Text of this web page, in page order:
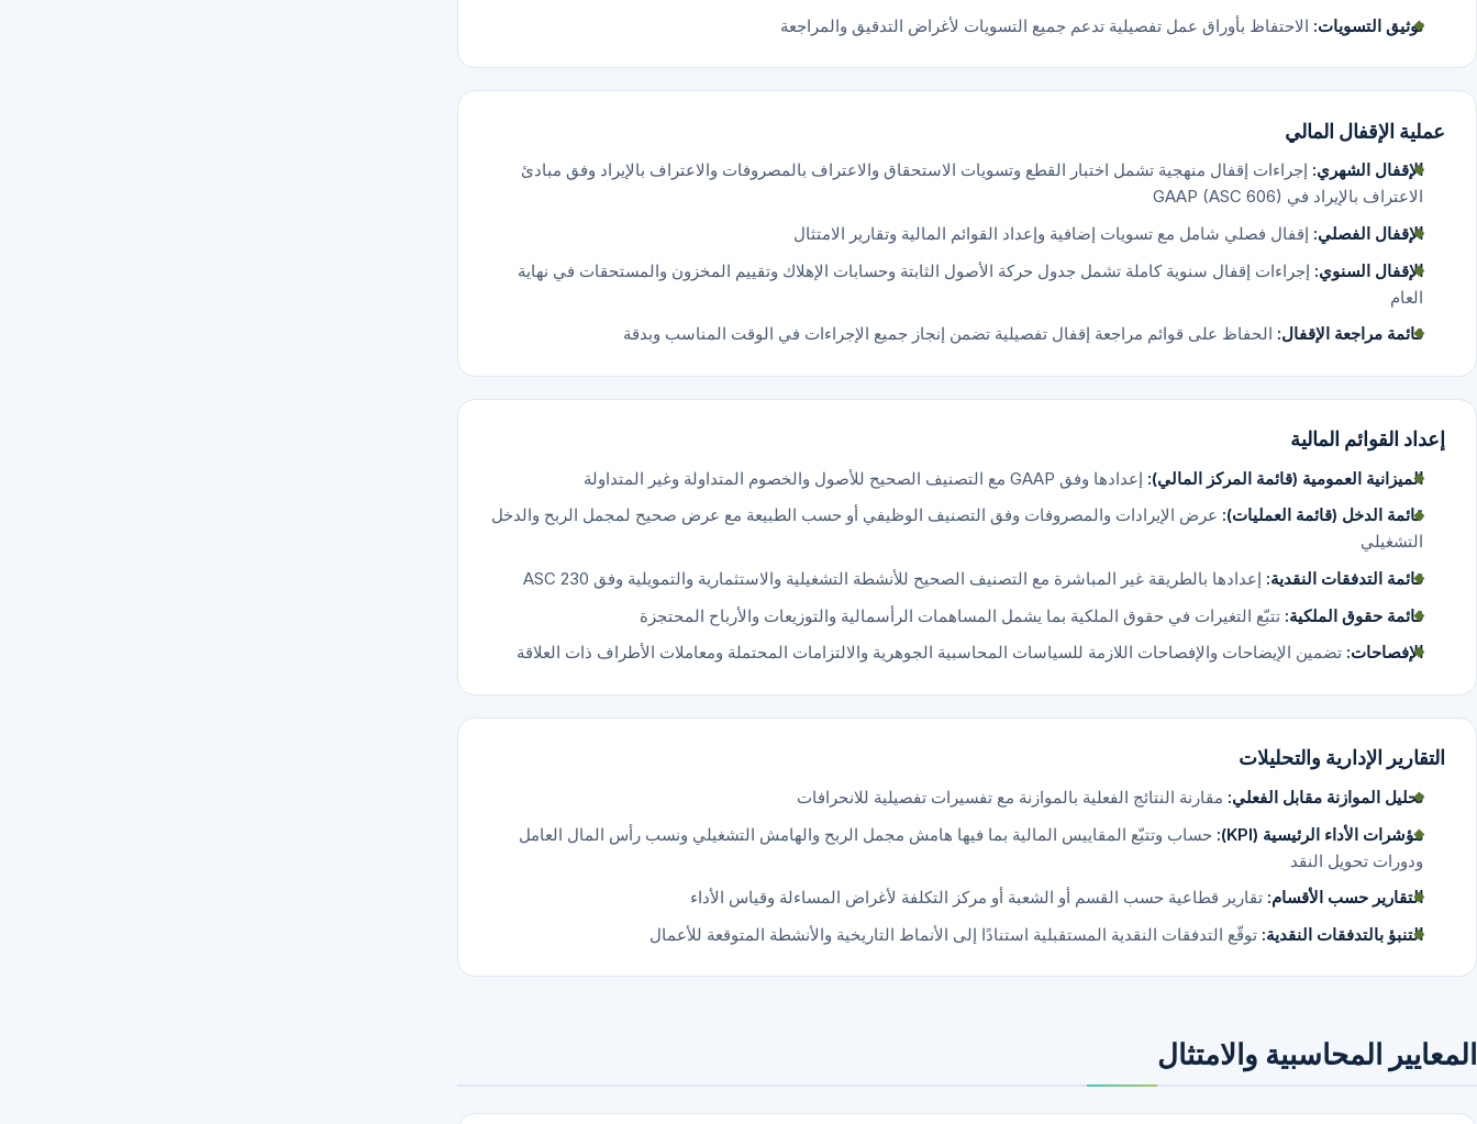
توثيق التسويات: الاحتفاظ بأوراق عمل تفصيلية تدعم جميع التسويات لأغراض التدقيق والمراجعة
عملية الإقفال المالي
الإقفال الشهري: إجراءات إقفال منهجية تشمل اختبار القطع وتسويات الاستحقاق والاعتراف بالمصروفات والاعتراف بالإيراد وفق مبادئ
الاعتراف بالإيراد في GAAP (ASC 606)
الإقفال الفصلي: إقفال فصلي شامل مع تسويات إضافية وإعداد القوائم المالية وتقارير الامتثال
الإقفال السنوي: إجراءات إقفال سنوية كاملة تشمل جدول حركة الأصول الثابتة وحسابات الإهلاك وتقييم المخزون والمستحقات في نهاية
العام
قائمة مراجعة الإقفال: الحفاظ على قوائم مراجعة إقفال تفصيلية تضمن إنجاز جميع الإجراءات في الوقت المناسب وبدقة
إعداد القوائم المالية
الميزانية العمومية (قائمة المركز المالي): إعدادها وفق GAAP مع التصنيف الصحيح للأصول والخصوم المتداولة وغير المتداولة
قائمة الدخل (قائمة العمليات): عرض الإيرادات والمصروفات وفق التصنيف الوظيفي أو حسب الطبيعة مع عرض صحيح لمجمل الربح والدخل
التشغيلي
قائمة التدفقات النقدية: إعدادها بالطريقة غير المباشرة مع التصنيف الصحيح للأنشطة التشغيلية والاستثمارية والتمويلية وفق ASC 230
قائمة حقوق الملكية: تتبّع التغيرات في حقوق الملكية بما يشمل المساهمات الرأسمالية والتوزيعات والأرباح المحتجزة
الإفصاحات: تضمين الإيضاحات والإفصاحات اللازمة للسياسات المحاسبية الجوهرية والالتزامات المحتملة ومعاملات الأطراف ذات العلاقة
التقارير الإدارية والتحليلات
تحليل الموازنة مقابل الفعلي: مقارنة النتائج الفعلية بالموازنة مع تفسيرات تفصيلية للانحرافات
مؤشرات الأداء الرئيسية (KPI):
حساب وتتبّع المقاييس المالية بما فيها هامش مجمل الربح والهامش التشغيلي ونسب رأس المال العامل
ودورات تحويل النقد
التقارير حسب الأقسام: تقارير قطاعية حسب القسم أو الشعبة أو مركز التكلفة لأغراض المساءلة وقياس الأداء
التنبؤ بالتدفقات النقدية: توقّع التدفقات النقدية المستقبلية استنادًا إلى الأنماط التاريخية والأنشطة المتوقعة للأعمال
المعايير المحاسبية والامتثال